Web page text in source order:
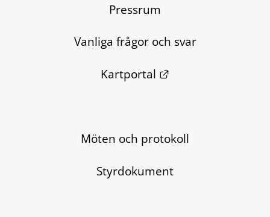
Pressrum
Vanliga frågor och svar
Kartportal
Länk till annan
Möten och protokoll
Styrdokument